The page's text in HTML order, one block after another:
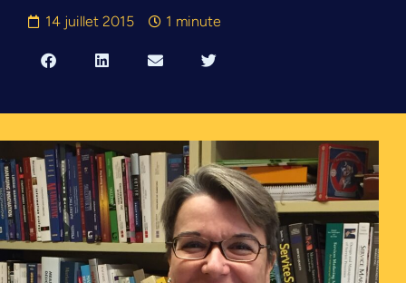
14 juillet 2015 1 minute